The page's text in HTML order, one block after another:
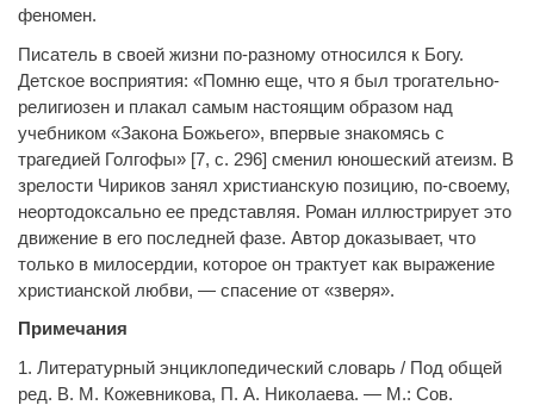
феномен.
Писатель в своей жизни по-разному относился к Богу.
Детское восприятия: «Помню еще, что я был трогательно-
религиозен и плакал самым настоящим образом над
учебником «Закона Божьего», впервые знакомясь с
трагедией Голгофы» [7, с. 296] сменил юношеский атеизм. В
зрелости Чириков занял христианскую позицию, по-своему,
неортодоксально ее представляя. Роман иллюстрирует это
движение в его последней фазе. Автор доказывает, что
только в милосердии, которое он трактует как выражение
христианской любви, — спасение от «зверя».
Примечания
1. Литературный энциклопедический словарь / Под общей
ред. В. М. Кожевникова, П. А. Николаева. — М.: Сов.